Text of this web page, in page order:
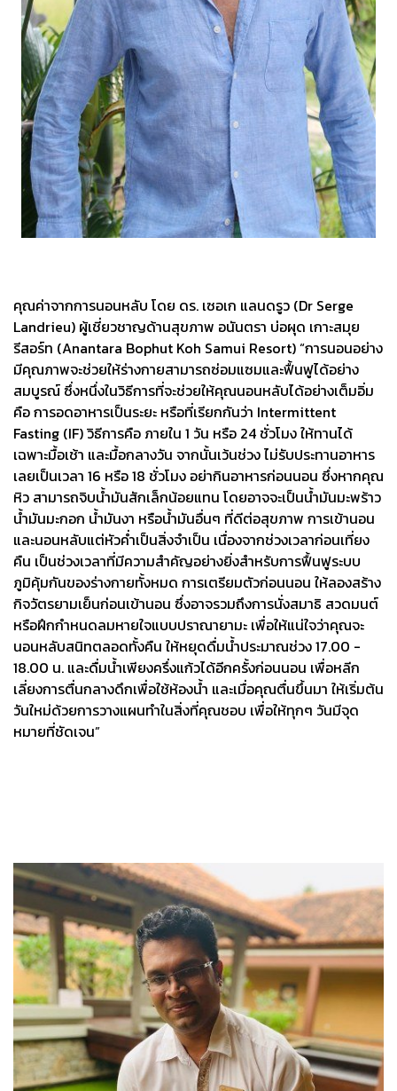
คุณค่าจากการนอนหลับ โดย ดร. เซอเก แลนดรูว (Dr Serge
Landrieu) ผู้เชี่ยวชาญด้านสุขภาพ อนันตรา บ่อผุด เกาะสมุย
รีสอร์ท (Anantara Bophut Koh Samui Resort) “การนอนอย่าง
มีคุณภาพจะช่วยให้ร่างกายสามารถซ่อมแซมและฟื้นฟูได้อย่าง
สมบูรณ์ ซึ่งหนึ่งในวิธีการที่จะช่วยให้คุณนอนหลับได้อย่างเต็มอิ่ม
คือ การอดอาหารเป็นระยะ หรือที่เรียกกันว่า Intermittent
Fasting (IF) วิธีการคือ ภายใน 1 วัน หรือ 24 ชั่วโมง ให้ทานได้
เฉพาะมื้อเช้า และมื้อกลางวัน จากนั้นเว้นช่วง ไม่รับประทานอาหาร
เลยเป็นเวลา 16 หรือ 18 ชั่วโมง อย่ากินอาหารก่อนนอน ซึ่งหากคุณ
หิว สามารถจิบน้ำมันสักเล็กน้อยแทน โดยอาจจะเป็นน้ำมันมะพร้าว
น้ำมันมะกอก น้ำมันงา หรือน้ำมันอื่นๆ ที่ดีต่อสุขภาพ การเข้านอน
และนอนหลับแต่หัวค่ำเป็นสิ่งจำเป็น เนื่องจากช่วงเวลาก่อนเที่ยง
คืน เป็นช่วงเวลาที่มีความสำคัญอย่างยิ่งสำหรับการฟื้นฟูระบบ
ภูมิคุ้มกันของร่างกายทั้งหมด การเตรียมตัวก่อนนอน ให้ลองสร้าง
กิจวัตรยามเย็นก่อนเข้านอน ซึ่งอาจรวมถึงการนั่งสมาธิ สวดมนต์
หรือฝึกกำหนดลมหายใจแบบปราณายามะ เพื่อให้แน่ใจว่าคุณจะ
นอนหลับสนิทตลอดทั้งคืน ให้หยุดดื่มน้ำประมาณช่วง 17.00 -
18.00 น. และดื่มน้ำเพียงครึ่งแก้วได้อีกครั้งก่อนนอน เพื่อหลีก
เลี่ยงการตื่นกลางดึกเพื่อใช้ห้องน้ำ และเมื่อคุณตื่นขึ้นมา ให้เริ่มต้น
วันใหม่ด้วยการวางแผนทำในสิ่งที่คุณชอบ เพื่อให้ทุกๆ วันมีจุด
หมายที่ชัดเจน”